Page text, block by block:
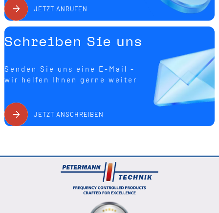
JETZT ANRUFEN
Schreiben Sie uns
Senden Sie uns eine E-Mail -
wir helfen Ihnen gerne weiter
JETZT ANSCHREIBEN